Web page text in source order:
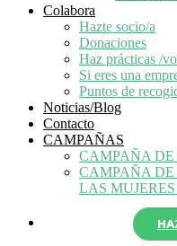
Colabora
Hazte socio/a
Donaciones
Haz prácticas /
Si eres una
Puntos de
Noticias/Blog
Contacto
CAMPAÑAS
CAMPAÑA
CAMPAÑA
LAS